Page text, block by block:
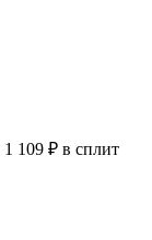
1 109 ₽ в сплит